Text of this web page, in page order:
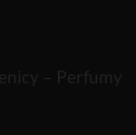
– Perfumy